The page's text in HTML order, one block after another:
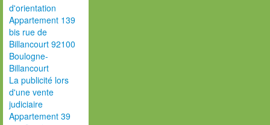
d'orientation
Appartement 139
bis rue de
Billancourt 92100
Boulogne-
Billancourt
La publicité lors
d'une vente
judiciaire
Appartement 39